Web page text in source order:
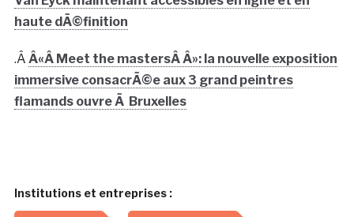
haute dÃ©finition
.Â Â«Â Meet the mastersÂ Â»: la nouvelle exposition
immersive consacrÃ©e aux 3 grand peintres
flamands ouvre Ã Bruxelles
Institutions et entreprises :